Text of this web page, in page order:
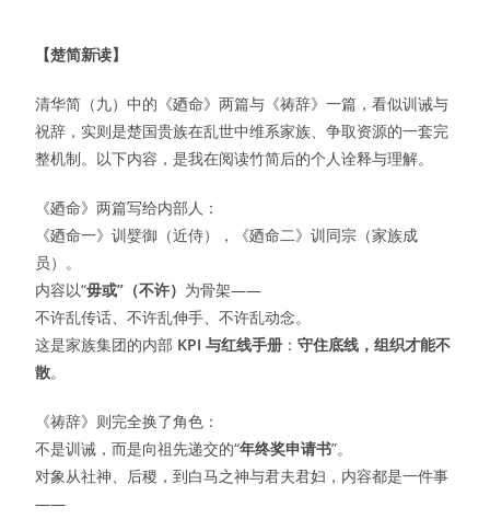
【楚简新读】
清华简（九）中的《廼命》两篇与《祷辞》一篇，看似训诫与
祝辞，实则是楚国贵族在乱世中维系家族、争取资源的一套完
整机制。以下内容，是我在阅读竹简后的个人诠释与理解。
《廼命》两篇写给内部人：
《廼命一》训嬖御（近侍），《廼命二》训同宗（家族成
员）。
内容以“毋或”（不许） 为骨架——
不许乱传话、不许乱伸手、不许乱动念。
这是家族集团的内部 KPI 与红线手册 ：守住底线，组织才能不
散。
《祷辞》则完全换了角色：
不是训诫，而是向祖先递交的“年终奖申请书”。
对象从社神、后稷，到白马之神与君夫君妇，内容都是一件事
——